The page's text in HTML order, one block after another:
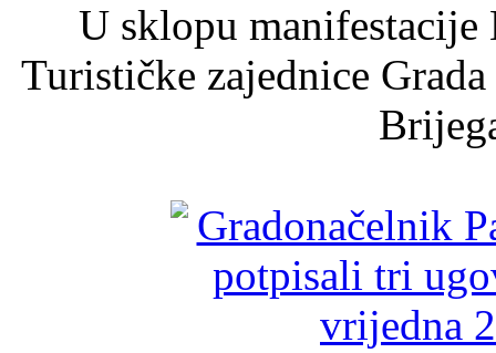
U sklopu
Turističke zajednice